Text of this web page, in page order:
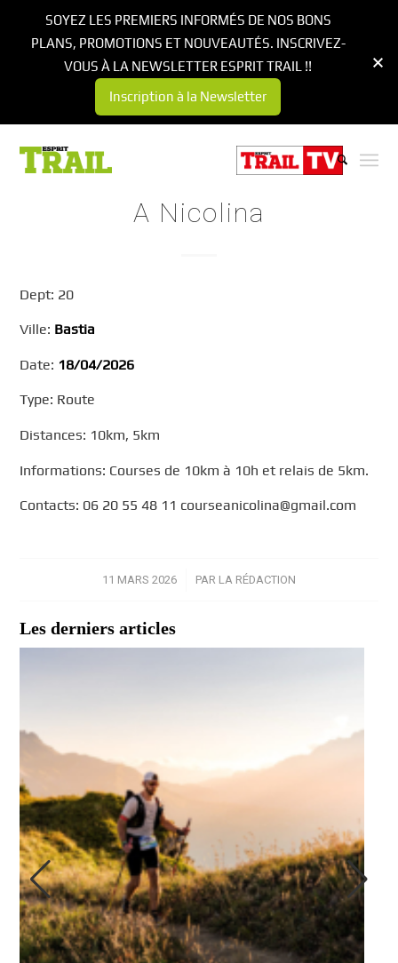
A Nicolina
Dept: 20
Ville: Bastia
Date: 18/04/2026
Type: Route
Distances: 10km, 5km
Informations: Courses de 10km à 10h et relais de 5km.
Contacts: 06 20 55 48 11 courseanicolina@gmail.com
11 MARS 2026
/ PAR LA RÉDACTION
Les derniers articles
SOYEZ LES PREMIERS INFORMÉS DE NOS BONS
PLANS, PROMOTIONS ET NOUVEAUTÉS. INSCRIVEZ-
VOUS À LA NEWSLETTER ESPRIT TRAIL !!
Inscription à la Newsletter